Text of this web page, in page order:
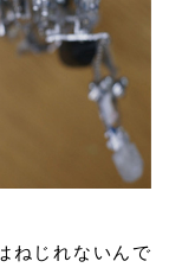
ねじれないんで